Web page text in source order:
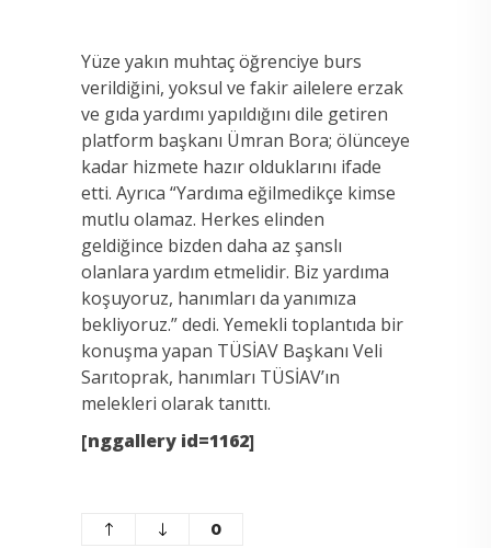
Yüze yakın muhtaç öğrenciye burs
verildiğini, yoksul ve fakir ailelere erzak
ve gıda yardımı yapıldığını dile getiren
platform başkanı Ümran Bora; ölünceye
kadar hizmete hazır olduklarını ifade
etti. Ayrıca “Yardıma eğilmedikçe kimse
mutlu olamaz. Herkes elinden
geldiğince bizden daha az şanslı
olanlara yardım etmelidir. Biz yardıma
koşuyoruz, hanımları da yanımıza
bekliyoruz.” dedi. Yemekli toplantıda bir
konuşma yapan TÜSİAV Başkanı Veli
Sarıtoprak, hanımları TÜSİAV’ın
melekleri olarak tanıttı.
[nggallery id=1162]
0